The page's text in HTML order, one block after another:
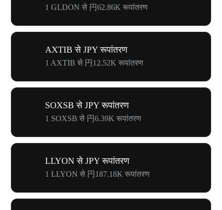
1 GLDON से 円62.86K रूपांतरण
AXTIB से JPY रूपांतरण
1 AXTIB से 円12.52K रूपांतरण
SOXSB से JPY रूपांतरण
1 SOXSB से 円6.39K रूपांतरण
LLYON से JPY रूपांतरण
1 LLYON से 円187.18K रूपांतरण